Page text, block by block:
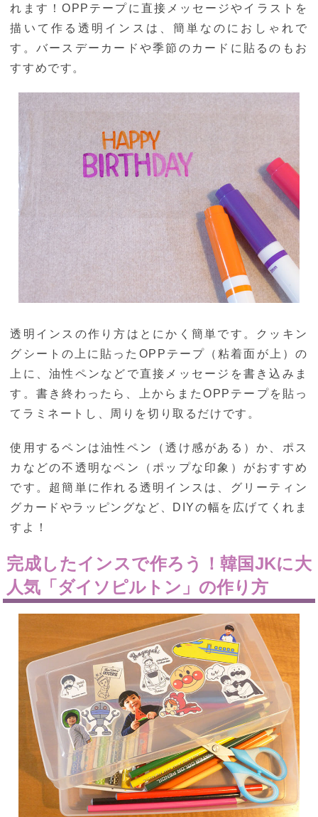
れます！OPPテープに直接メッセージやイラストを
描いて作る透明インスは、簡単なのにおしゃれで
す。バースデーカードや季節のカードに貼るのもお
すすめです。
透明インスの作り方はとにかく簡単です。クッキン
グシートの上に貼ったOPPテープ（粘着面が上）の
上に、油性ペンなどで直接メッセージを書き込みま
す。書き終わったら、上からまたOPPテープを貼っ
てラミネートし、周りを切り取るだけです。
使用するペンは油性ペン（透け感がある）か、ポス
カなどの不透明なペン（ポップな印象）がおすすめ
です。超簡単に作れる透明インスは、グリーティン
グカードやラッピングなど、DIYの幅を広げてくれま
すよ！
完成したインスで作ろう！韓国JKに大
人気「ダイソピルトン」の作り方